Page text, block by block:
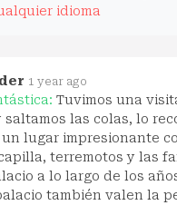
idioma
1 year ago
Tuvimos una
las colas, lo
un lugar impresionante
terremotos y las
a lo largo de los
también valen la